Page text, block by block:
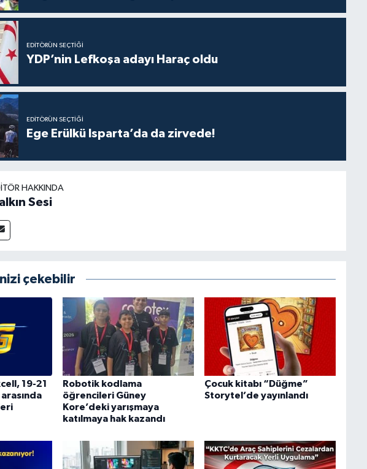
EDITÖRÜN SEÇTIĞI
YDP’nin Lefkoşa adayı Haraç oldu
EDITÖRÜN SEÇTIĞI
Ege Erülkü Isparta’da da zirvede!
HAKKINDA
Sesi
çekebilir
19-21
Robotik kodlama
öğrencileri Güney
Kore’deki yarışmaya
katılmaya hak kazandı
Çocuk kitabı “Düğme”
Storytel’de yayınlandı